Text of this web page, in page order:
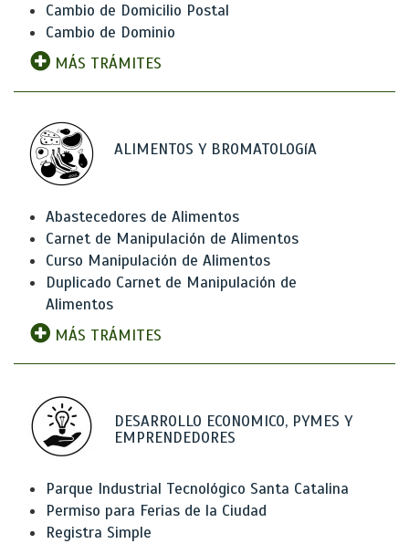
Cambio de Domicilio Postal
Cambio de Dominio
MÁS TRÁMITES
ALIMENTOS Y BROMATOLOGíA
Abastecedores de Alimentos
Carnet de Manipulación de Alimentos
Curso Manipulación de Alimentos
Duplicado Carnet de Manipulación de
Alimentos
MÁS TRÁMITES
DESARROLLO ECONOMICO, PYMES Y
EMPRENDEDORES
Parque Industrial Tecnológico Santa Catalina
Permiso para Ferias de la Ciudad
Registra Simple